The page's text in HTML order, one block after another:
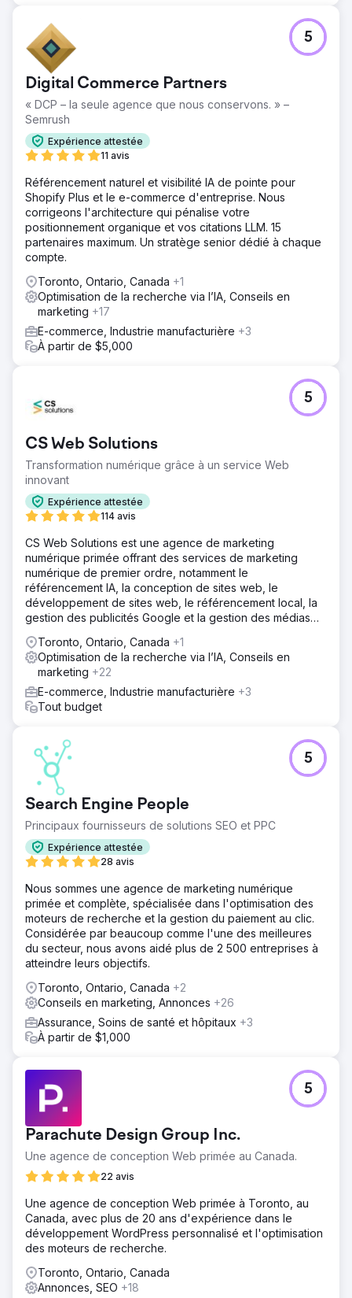
Digital Commerce Partners
« DCP – la seule agence que nous conservons. » –
Semrush
Expérience attestée
11 avis
5
Référencement naturel et visibilité IA de pointe pour
Shopify Plus et le e-commerce d'entreprise. Nous
corrigeons l'architecture qui pénalise votre
positionnement organique et vos citations LLM. 15
partenaires maximum. Un stratège senior dédié à chaque
compte.
Toronto, Ontario, Canada +1
Optimisation de la recherche via l’IA, Conseils en
marketing +17
E-commerce, Industrie manufacturière +3
À partir de $5,000
CS Web Solutions
Transformation numérique grâce à un service Web
innovant
Expérience attestée
114 avis
5
CS Web Solutions est une agence de marketing
numérique primée offrant des services de marketing
numérique de premier ordre, notamment le
référencement IA, la conception de sites web, le
développement de sites web, le référencement local, la
gestion des publicités Google et la gestion des médias
Toronto, Ontario, Canada +1
Optimisation de la recherche via l’IA, Conseils en
marketing +22
E-commerce, Industrie manufacturière +3
Tout budget
Search Engine People
Principaux fournisseurs de solutions SEO et PPC
Expérience attestée
28 avis
5
Nous sommes une agence de marketing numérique
primée et complète, spécialisée dans l'optimisation des
moteurs de recherche et la gestion du paiement au clic.
Considérée par beaucoup comme l'une des meilleures
du secteur, nous avons aidé plus de 2 500 entreprises à
atteindre leurs objectifs.
Toronto, Ontario, Canada +2
Conseils en marketing, Annonces +26
Assurance, Soins de santé et hôpitaux +3
À partir de $1,000
Parachute Design Group Inc.
Une agence de conception Web primée au Canada.
22 avis
5
Une agence de conception Web primée à Toronto, au
Canada, avec plus de 20 ans d'expérience dans le
développement WordPress personnalisé et l'optimisation
des moteurs de recherche.
Toronto, Ontario, Canada
Annonces, SEO +18